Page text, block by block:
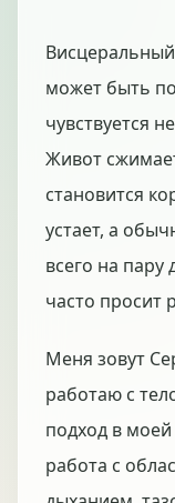
может быть
чувствуется
Живот
становится
устает, а
всего на пару
часто просит
Меня зовут
работаю с
подход в
работа с